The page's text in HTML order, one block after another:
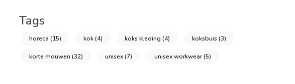
Tags
horeca(15) kok(4) koks kleding(4) koksbuis(3)
korte mouwen(32) unisex(7) unisex workwear(5)